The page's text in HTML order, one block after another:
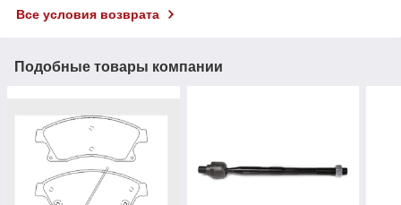
Все условия возврата
Подобные товары компании